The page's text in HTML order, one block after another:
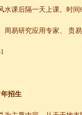
水课后隔一天上课。时间
周易研究应用专家、 贵
招生